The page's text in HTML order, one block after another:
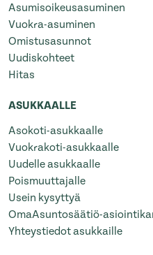
Asumisoikeusasuminen
Vuokra-asuminen
Omistusasunnot
Uudiskohteet
Hitas
ASUKKAALLE
Asokoti-asukkaalle
Vuokrakoti-asukkaalle
Uudelle asukkaalle
Poismuuttajalle
Usein kysyttyä
OmaAsuntosäätiö-
Yhteystiedot asukkaille